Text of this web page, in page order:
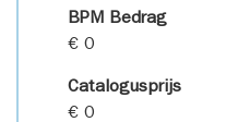
BPM Bedrag
€ 0
Catalogusprijs
€ 0